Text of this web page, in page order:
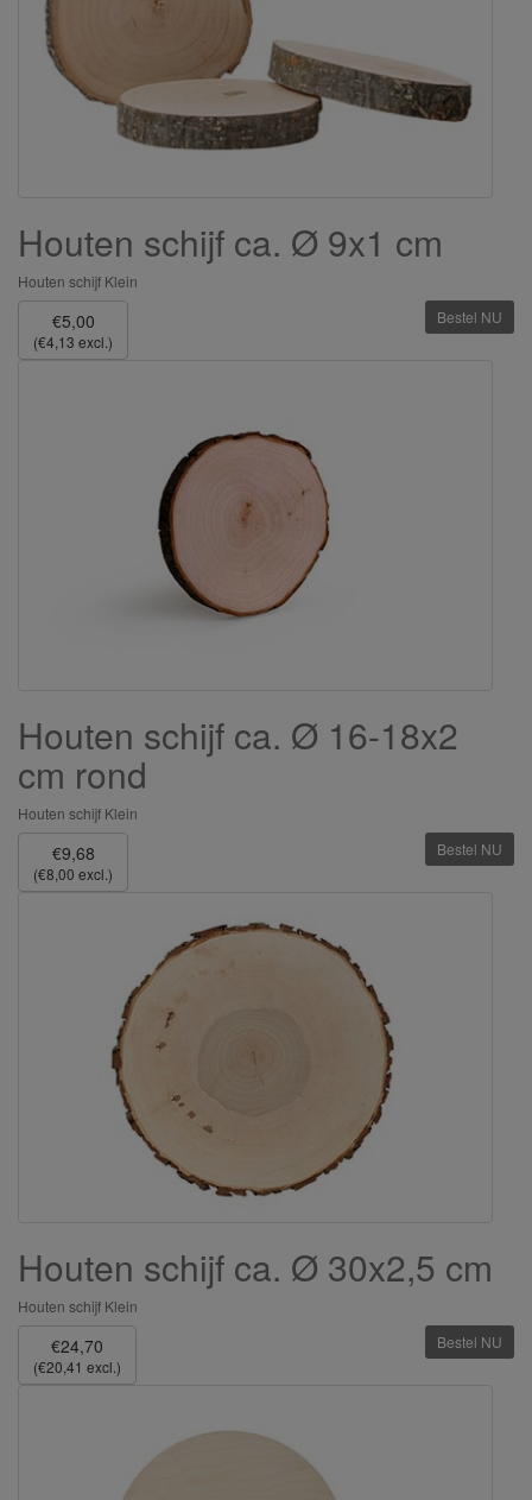
Houten schijf ca. Ø 9x1 cm
Houten schijf Klein
€5,00
(€4,13 excl.)
Bestel NU
Houten schijf ca. Ø 16-18x2
cm rond
Houten schijf Klein
€9,68
(€8,00 excl.)
Bestel NU
Houten schijf ca. Ø 30x2,5 cm
Houten schijf Klein
€24,70
(€20,41 excl.)
Bestel NU